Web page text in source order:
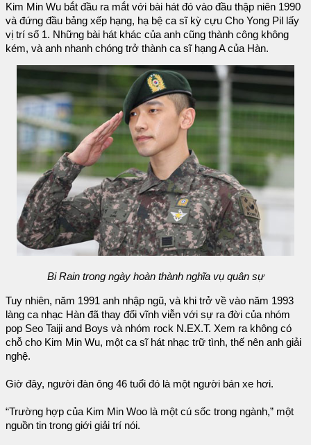
Kim Min Wu bắt đầu ra mắt với bài hát đó vào đầu thập niên 1990
và đứng đầu bảng xếp hạng, hạ bệ ca sĩ kỳ cựu Cho Yong Pil lấy
vị trí số 1. Những bài hát khác của anh cũng thành công không
kém, và anh nhanh chóng trở thành ca sĩ hạng A của Hàn.
Bi Rain trong ngày hoàn thành nghĩa vụ quân sự
Tuy nhiên, năm 1991 anh nhập ngũ, và khi trở về vào năm 1993
làng ca nhạc Hàn đã thay đổi vĩnh viễn với sự ra đời của nhóm
pop Seo Taiji and Boys và nhóm rock N.EX.T. Xem ra không có
chỗ cho Kim Min Wu, một ca sĩ hát nhạc trữ tình, thế nên anh giải
nghệ.
Giờ đây, người đàn ông 46 tuổi đó là một người bán xe hơi.
“Trường hợp của Kim Min Woo là một cú sốc trong ngành,” một
nguồn tin trong giới giải trí nói.